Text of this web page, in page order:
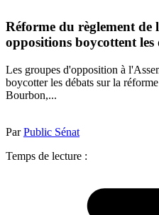
Réforme du règlement de
oppositions boycottent les
Les groupes d'opposition à
boycotter les débats sur la
Bourbon,...
ParPublic Sénat
Temps de lecture :